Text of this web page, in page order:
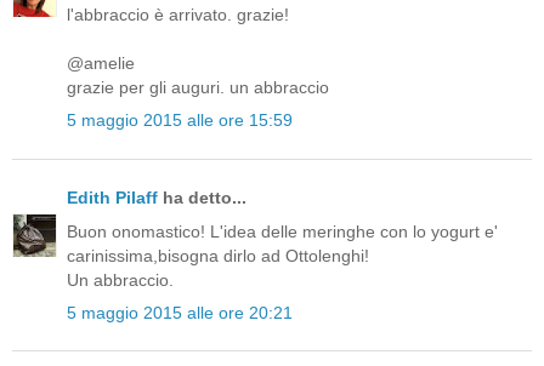
l'abbraccio è arrivato. grazie!
@amelie
grazie per gli auguri. un abbraccio
5 maggio 2015 alle ore 15:59
Edith Pilaff ha detto...
Buon onomastico! L'idea delle meringhe con lo yogurt e'
carinissima,bisogna dirlo ad Ottolenghi!
Un abbraccio.
5 maggio 2015 alle ore 20:21